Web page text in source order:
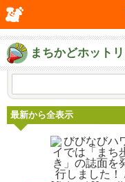
まちかどホット
最新から全表示